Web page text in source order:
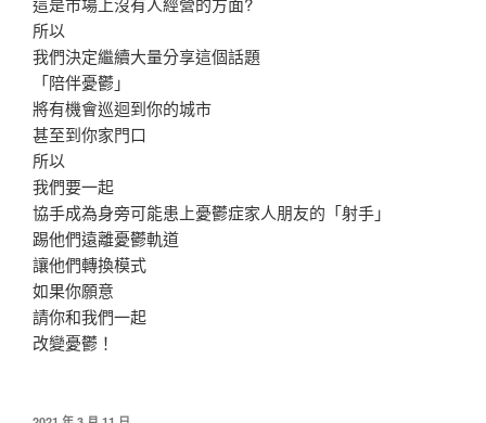
所以
我們決定繼續大量分享這個話題
「陪伴憂鬱」
將有機會巡迴到你的城市
甚至到你家門口
所以
我們要一起
協手成為身旁可能患上憂鬱症家人朋友的「射手」
踢他們遠離憂鬱軌道
讓他們轉換模式
如果你願意
請你和我們一起
改變憂鬱！